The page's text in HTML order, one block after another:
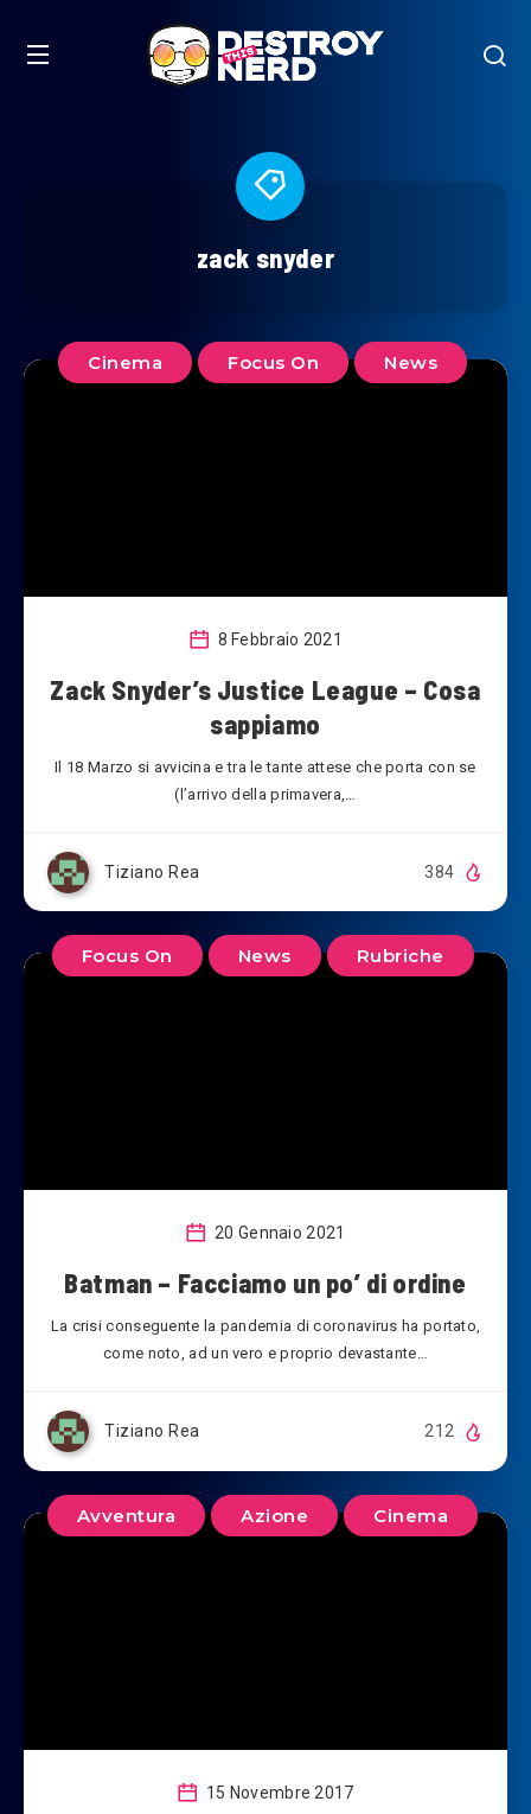
zack snyder
Cinema Focus On News
8 Febbraio 2021
Zack Snyder’s Justice League – Cosa
sappiamo
Il 18 Marzo si avvicina e tra le tante attese che porta con se
(l’arrivo della primavera,…
Tiziano Rea 384
Focus On News Rubriche
20 Gennaio 2021
Batman – Facciamo un po’ di ordine
La crisi conseguente la pandemia di coronavirus ha portato,
come noto, ad un vero e proprio devastante…
Tiziano Rea 212
Avventura Azione Cinema
15 Novembre 2017